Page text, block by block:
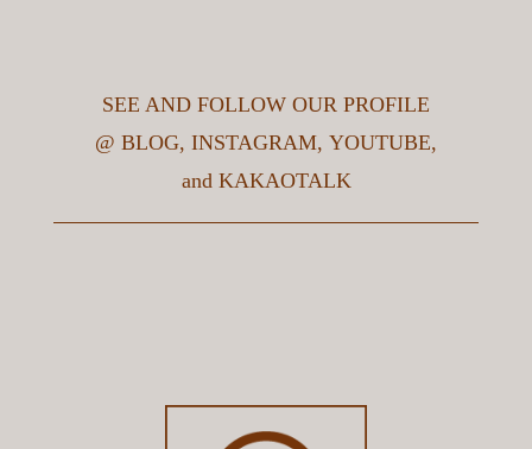
SEE AND FOLLOW OUR PROFILE
@ BLOG, INSTAGRAM, YOUTUBE,
and KAKAOTALK